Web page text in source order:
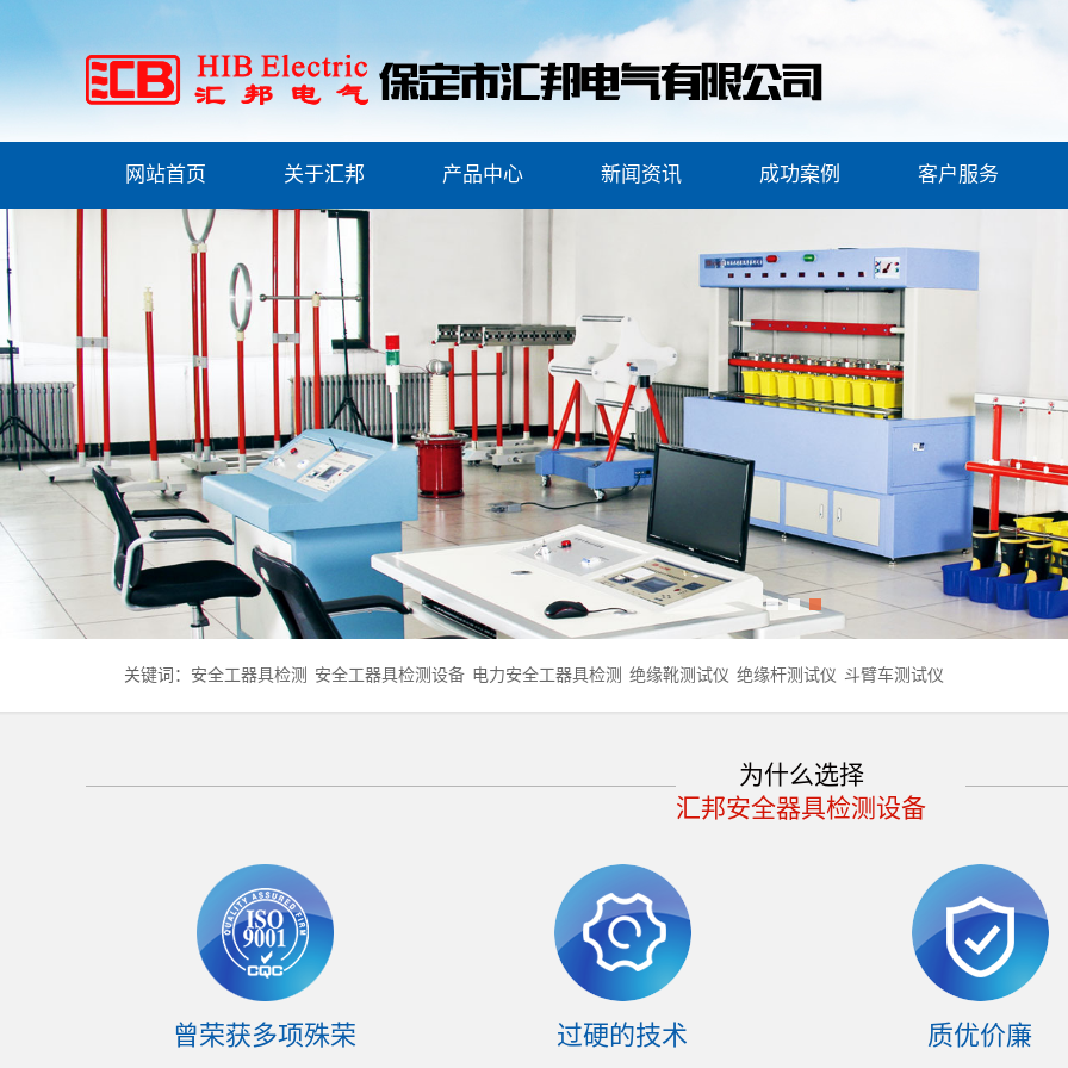
网站首页 关于汇邦
公司简介
联系我们
资质荣誉
产品证书
ESG(环境、社会和治
理)报告
产品中心
广西物资检测试验装置
新闻资讯 成功案例
变压器综合试验台案例
试验车案例
油样瓶清洗机案例
客户服务
1 2 3
关键词： 安全工器具检测 安全工器具检测设备 电力安全工器具检测 绝缘靴测试仪 绝缘杆测试仪 斗臂车测试仪
为什么选择
汇邦安全器具检测设备
曾荣获多项殊荣 过硬的技术 质优价廉